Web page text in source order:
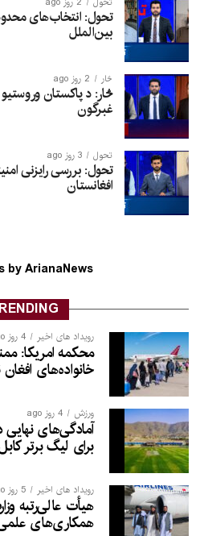
تحول: انتخاب‌های
بین‌الملل
څار 2 روز ago
څار: د پاکستان
غبرگون
تحول 3 روز ago
تحول: بررسی رایزنی
افغانستان
by ArianaNews_
رویداد های اخیر 4 روز ago
محکمه امریکا:
خانواده‌های
ورزش 4 روز ago
آمادگی‌های
برای لیگ برتر
رویداد های اخیر 5 روز ago
هیأت عالی‌رتبه
همکاری‌های علمی